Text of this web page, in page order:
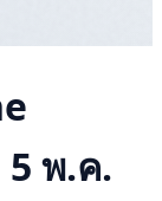
5 พ.ค.